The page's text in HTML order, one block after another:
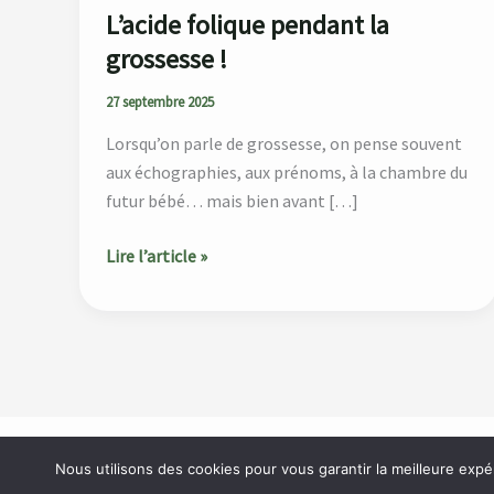
L’acide folique pendant la
grossesse !
27 septembre 2025
Lorsqu’on parle de grossesse, on pense souvent
aux échographies, aux prénoms, à la chambre du
futur bébé… mais bien avant […]
Lire l’article »
Accueil À propos Blog Contact
Nous utilisons des cookies pour vous garantir la meilleure